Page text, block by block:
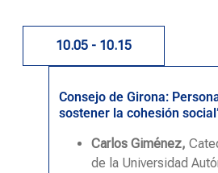
10.05 - 10.15
Consejo de Girona:
sostener la cohesión
Carlos Giménez,
de la Universidad